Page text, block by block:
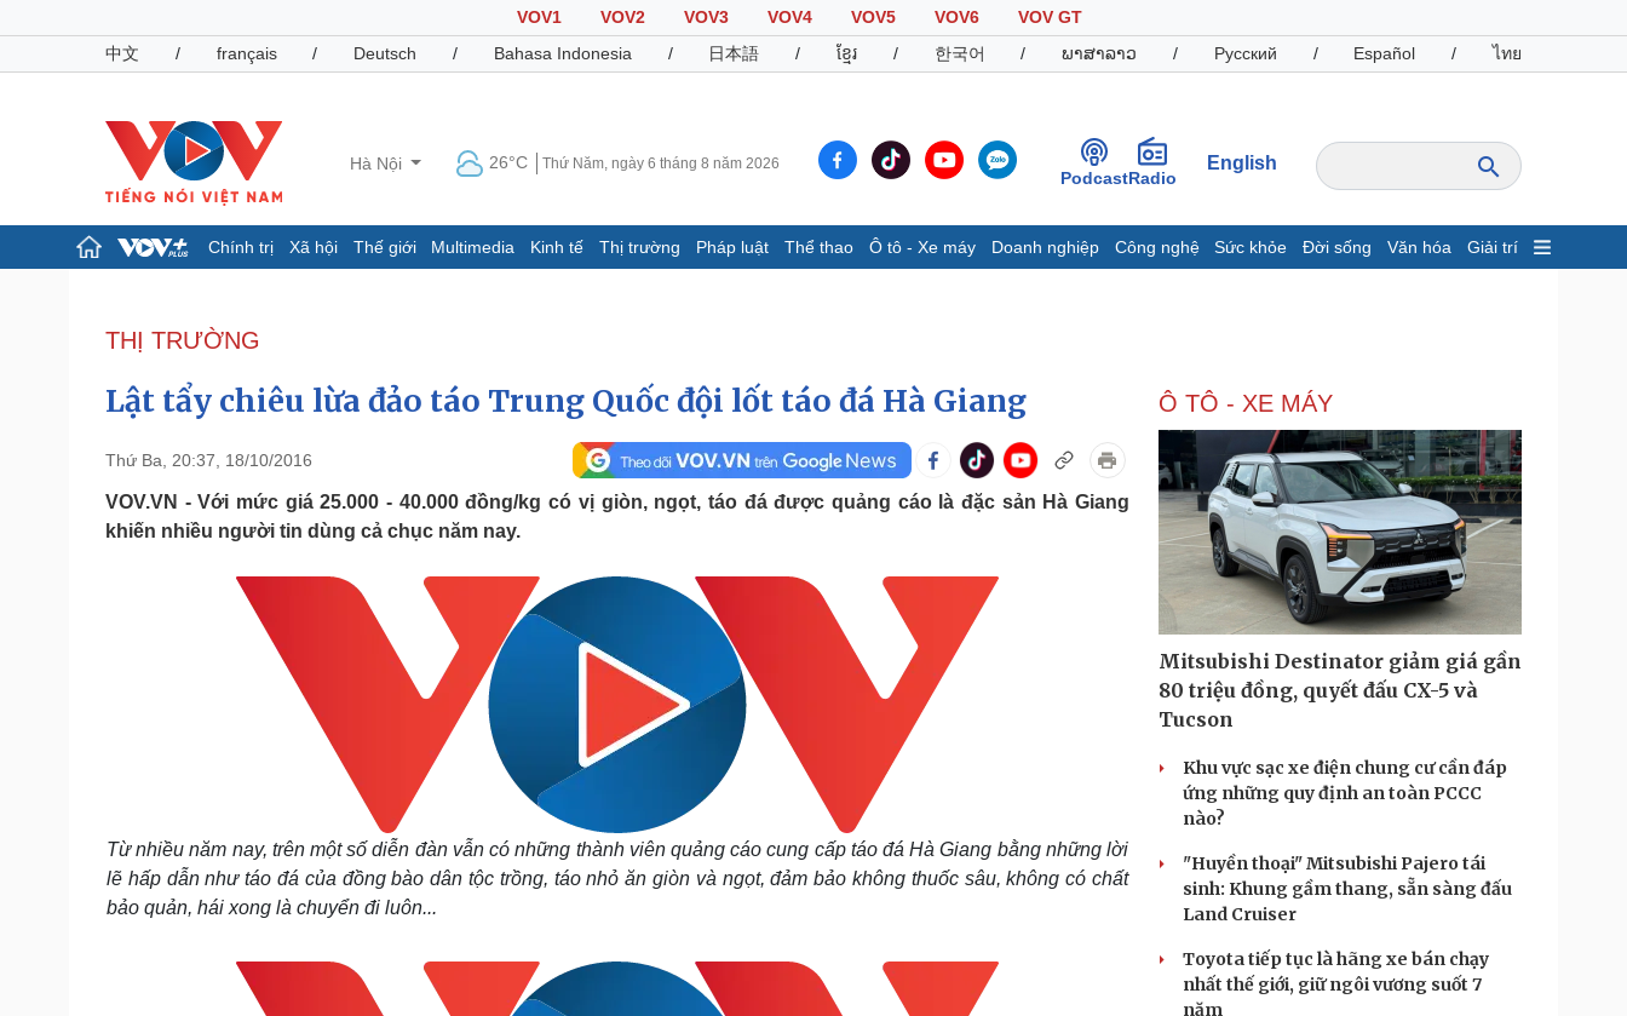
VOV1 VOV2 VOV3 VOV4 VOV5 VOV6
VOV GT
中文
/ français / Deutsch / Bahasa Indonesia / 日本語 / ខ្មែរ / 한국어 / ພາສາລາວ / Русский / Español / ไทย
Hà Nội 26°C Thứ Năm, ngày 6 tháng 8 năm 2026
PodcastRadio
English
Chính trị Xã hội Thế giới Multimedia Kinh tế Thị trường Pháp luật Thể thao Ô tô - Xe máy Doanh nghiệp Công nghệ Sức khỏe Đời sống Văn hóa Giải trí
Đảng
Tổ chức nhân sự
Nhận diện sự thật
Giáo dục
Dấu ấn VOV
Infographic
Chứng khoán
Giá cà phê
Pháp luật
Vụ án
Quân sự - Quốc phòng
Vũ khí
Phân tích
Thể thao
Thế giới thể thao
Ô tô - Xe máy
Tư vấn
Doanh nghiệp
Thông tin doanh nghiệp
Doanh nghiệp 24h
Vì cộng đồng
Công nghệ
Sành điệu
Tin Công nghệ
Trải nghiệm
Chuyển đổi số
Phòng mạch online
Ăn sạch sống khỏe
Đời sống
Tình yêu - Gia đình
Văn hóa
Sân khấu - Điện ảnh
Văn học
Âm nhạc
Giải trí
Nghệ sĩ
Thời trang
Sao Việt
Podcast
Câu chuyện thời sự
Cửa sổ tình yêu
Kể chuyện cho bé
Hạt giống tâm hồn
THỊ TRƯỜNG
Lật tẩy chiêu lừa đảo táo Trung Quốc đội lốt táo đá Hà Giang
Thứ Ba, 20:37, 18/10/2016
VOV.VN - Với mức giá 25.000 - 40.000 đồng/kg có vị giòn, ngọt, táo đá được quảng cáo là đặc sản Hà Giang
khiến nhiều người tin dùng cả chục năm nay.
Từ nhiều năm nay, trên một số diễn đàn vẫn có những thành viên quảng cáo cung cấp táo đá Hà Giang bằng những lời
lẽ hấp dẫn như táo đá của đồng bào dân tộc trồng, táo nhỏ ăn giòn và ngọt, đảm bảo không thuốc sâu, không có chất
bảo quản, hái xong là chuyển đi luôn...
Ô TÔ - XE MÁY
Mitsubishi Destinator giảm giá gần
80 triệu đồng, quyết đấu CX-5 và
Tucson
Khu vực sạc xe điện chung cư cần đáp
ứng những quy định an toàn PCCC
nào?
"Huyền thoại" Mitsubishi Pajero tái
sinh: Khung gầm thang, sẵn sàng đấu
Land Cruiser
Toyota tiếp tục là hãng xe bán chạy
nhất thế giới, giữ ngôi vương suốt 7
năm